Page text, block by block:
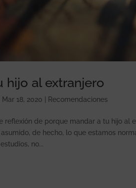
hijo al extranjero
Mar 18, 2020 Recomendaciones
reflexión de porque mandar a tu hijo al
de hecho, lo que estamos
no...